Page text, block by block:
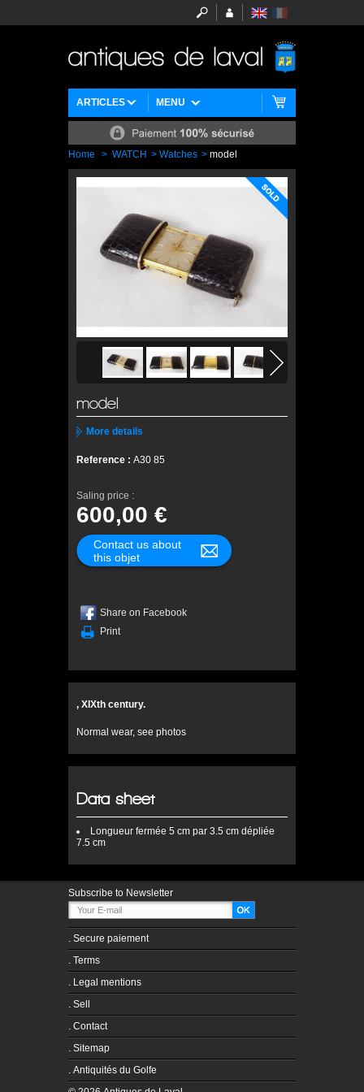
MENU
ARTICLES
Home > WATCH > Watches > model
model
More details
Reference : A30 85
Saling price :
600,00 €
Contact us about
this objet
Share on Facebook
Print
, XIXth century.
Normal wear, see photos
Data sheet
Longueur fermée 5 cm par 3.5 cm dépliée
7.5 cm
Subscribe to Newsletter
. Secure paiement
. Terms
. Legal mentions
. Sell
. Contact
. Sitemap
. Antiquités du Golfe